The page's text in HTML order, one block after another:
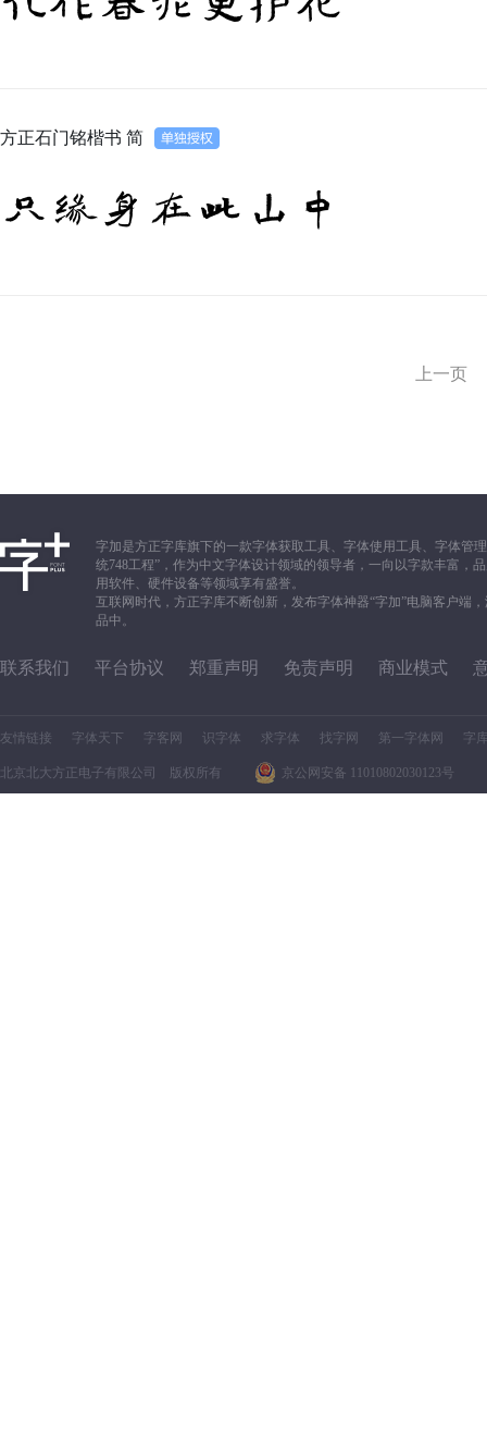
方正石门铭楷书 简
只缘身在此山中
上一页
字加是方正字库旗下的一款字体获取工具、字体使用工具、字体管
统748工程”，作为中文字体设计领域的领导者，一向以字款丰富，
用软件、硬件设备等领域享有盛誉。
互联网时代，方正字库不断创新，发布字体神器“字加”电脑客户端
品中。
联系我们 平台协议 郑重声明 免责声明 商业模式
友情链接 字体天下 字客网 识字体 求字体 找字网 第一字体网 字
北京北大方正电子有限公司 版权所有 京公网安备 11010802030123号